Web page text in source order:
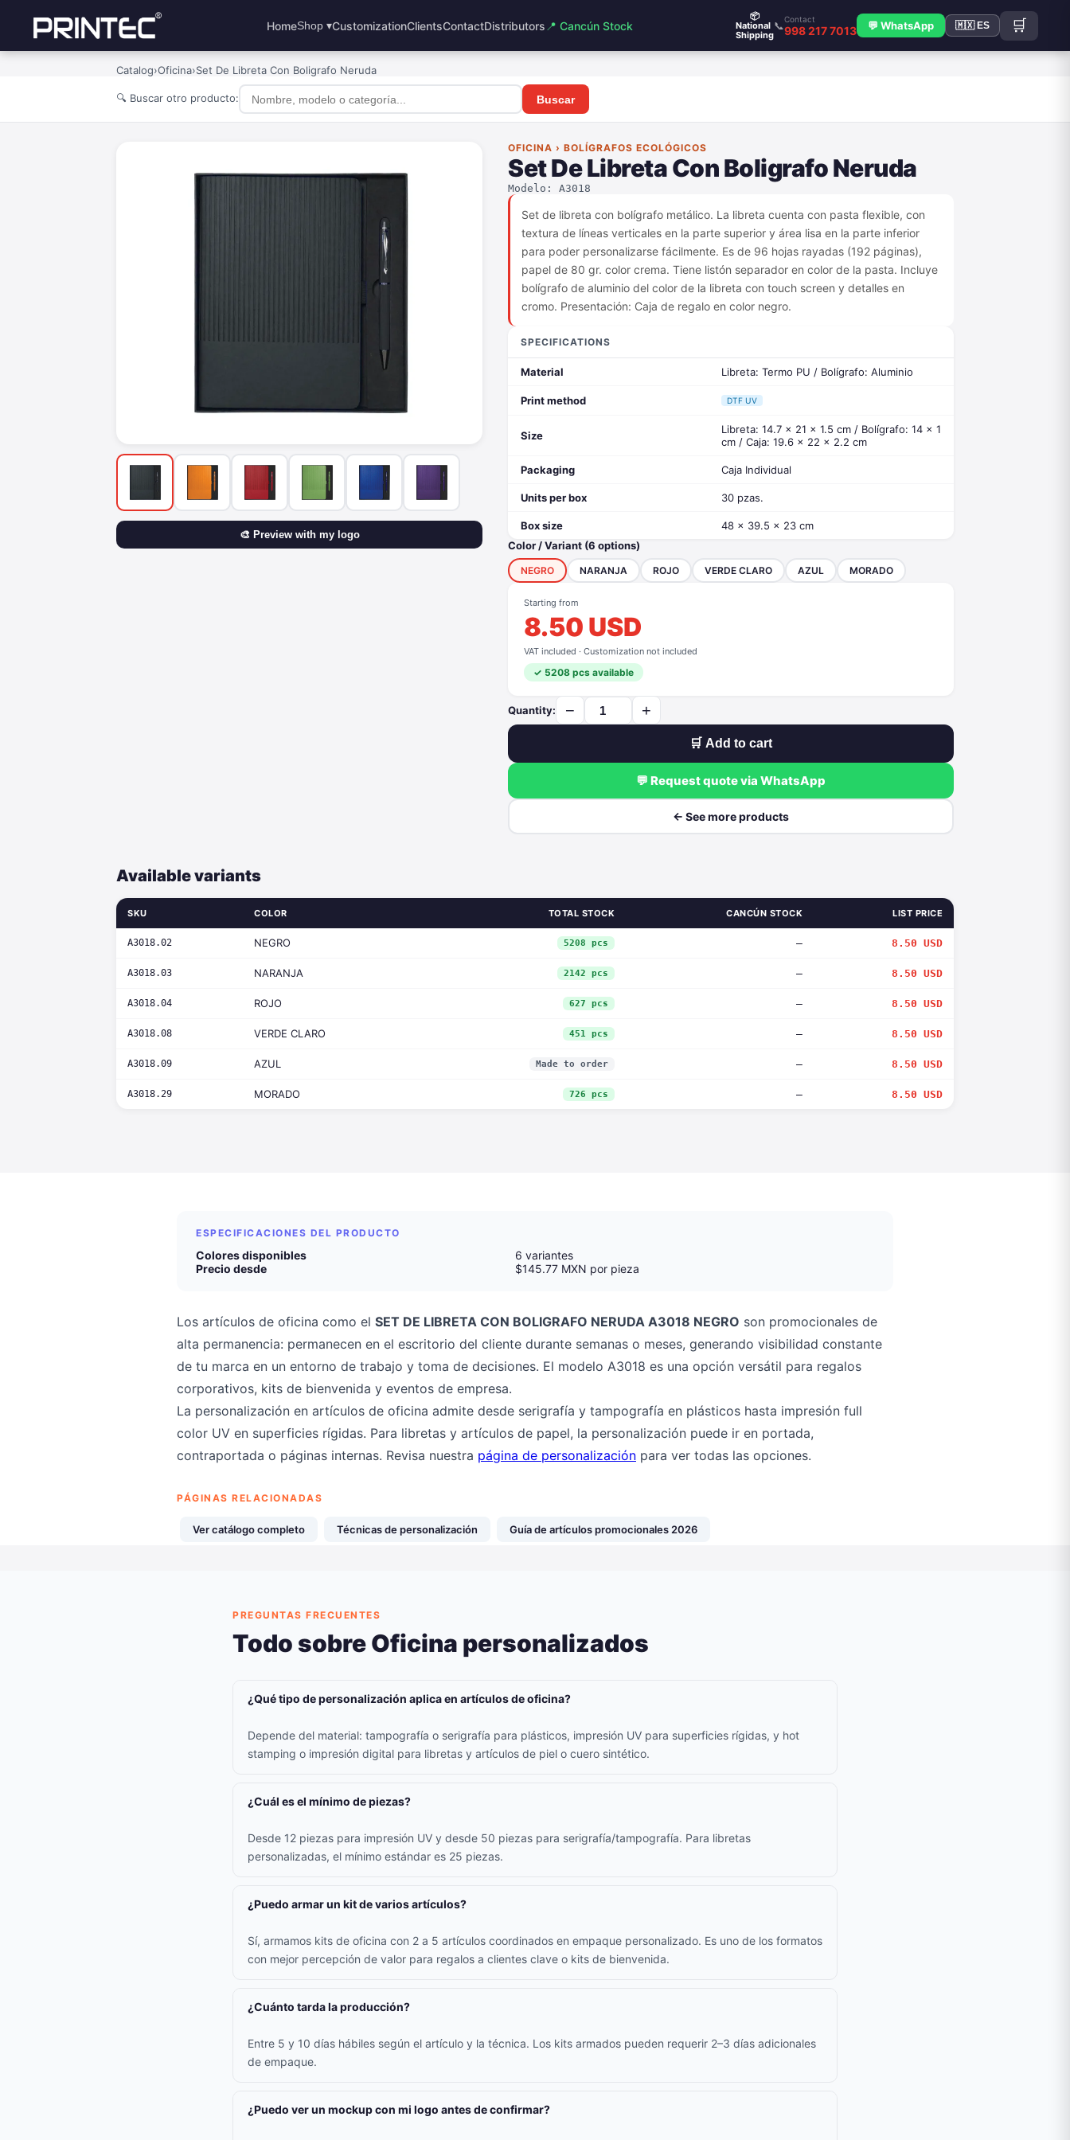
HomeShop ▾CustomizationClientsContactDistributors 📍 Cancún Stock
📦
National
Shipping
📞
Contact
998 217 7013 💬 WhatsApp 🇲🇽 ES 🛒
Catalog›Oficina›Set De Libreta Con Boligrafo Neruda
🔍 Buscar otro producto: Buscar
🎨 Preview with my logo
OFICINA › BOLÍGRAFOS ECOLÓGICOS
Set De Libreta Con Boligrafo Neruda
Modelo: A3018
Set de libreta con bolígrafo metálico. La libreta cuenta con pasta flexible, con
textura de líneas verticales en la parte superior y área lisa en la parte inferior
para poder personalizarse fácilmente. Es de 96 hojas rayadas (192 páginas),
papel de 80 gr. color crema. Tiene listón separador en color de la pasta. Incluye
bolígrafo de aluminio del color de la libreta con touch screen y detalles en
cromo. Presentación: Caja de regalo en color negro.
SPECIFICATIONS
Material Libreta: Termo PU / Bolígrafo: Aluminio
Print method DTF UV
Size
Libreta: 14.7 x 21 x 1.5 cm / Bolígrafo: 14 x 1
cm / Caja: 19.6 x 22 x 2.2 cm
Packaging Caja Individual
Units per box 30 pzas.
Box size
48 x 39.5 x 23 cm
Color / Variant (6 options)
NEGRO NARANJA ROJO VERDE CLARO AZUL MORADO
Starting from
8.50 USD
VAT included · Customization not included
✓ 5208 pcs available
Quantity: − +
🛒 Add to cart
💬 Request quote via WhatsApp
← See more products
Available variants
SKU COLOR TOTAL STOCK CANCÚN STOCK LIST PRICE
A3018.02 NEGRO 5208 pcs — 8.50 USD
A3018.03 NARANJA 2142 pcs — 8.50 USD
A3018.04 ROJO 627 pcs — 8.50 USD
A3018.08 VERDE CLARO 451 pcs — 8.50 USD
A3018.09 AZUL Made to order — 8.50 USD
A3018.29 MORADO 726 pcs — 8.50 USD
ESPECIFICACIONES DEL PRODUCTO
Colores disponibles
6 variantes
Precio desde
$145.77 MXN por pieza
Los artículos de oficina como el SET DE LIBRETA CON BOLIGRAFO NERUDA A3018 NEGRO son promocionales de
alta permanencia: permanecen en el escritorio del cliente durante semanas o meses, generando visibilidad constante
de tu marca en un entorno de trabajo y toma de decisiones. El modelo A3018 es una opción versátil para regalos
corporativos, kits de bienvenida y eventos de empresa.
La personalización en artículos de oficina admite desde serigrafía y tampografía en plásticos hasta impresión full
color UV en superficies rígidas. Para libretas y artículos de papel, la personalización puede ir en portada,
contraportada o páginas internas. Revisa nuestra página de personalización para ver todas las opciones.
PÁGINAS RELACIONADAS
Ver catálogo completo Técnicas de personalización Guía de artículos promocionales 2026
PREGUNTAS FRECUENTES
Todo sobre Oficina personalizados
¿Qué tipo de personalización aplica en artículos de oficina?
Depende del material: tampografía o serigrafía para plásticos, impresión UV para superficies rígidas, y hot
stamping o impresión digital para libretas y artículos de piel o cuero sintético.
¿Cuál es el mínimo de piezas?
Desde 12 piezas para impresión UV y desde 50 piezas para serigrafía/tampografía. Para libretas
personalizadas, el mínimo estándar es 25 piezas.
¿Puedo armar un kit de varios artículos?
Sí, armamos kits de oficina con 2 a 5 artículos coordinados en empaque personalizado. Es uno de los formatos
con mejor percepción de valor para regalos a clientes clave o kits de bienvenida.
¿Cuánto tarda la producción?
Entre 5 y 10 días hábiles según el artículo y la técnica. Los kits armados pueden requerir 2–3 días adicionales
de empaque.
¿Puedo ver un mockup con mi logo antes de confirmar?